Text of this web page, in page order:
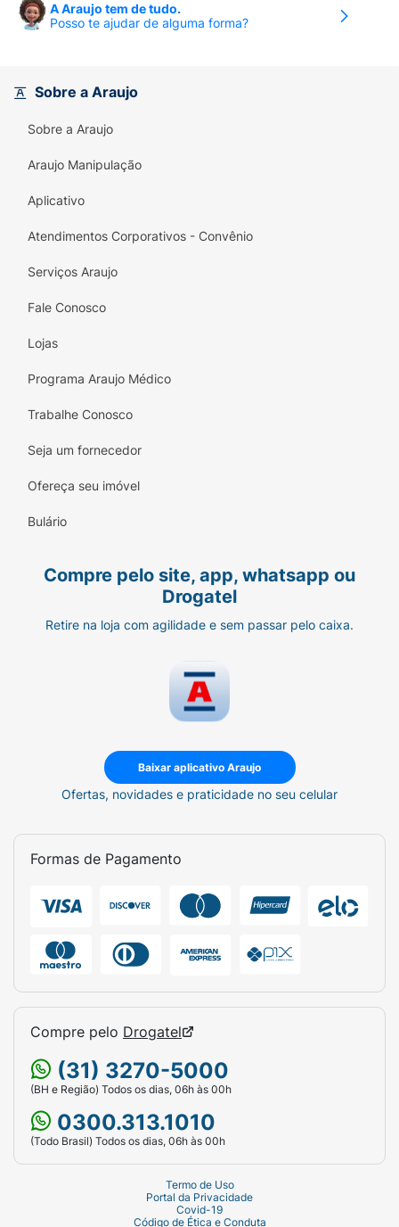
A Araujo tem de tudo.
Posso te ajudar de alguma forma?
Sobre a Araujo
Sobre a Araujo
Araujo Manipulação
Aplicativo
Atendimentos Corporativos - Convênio
Serviços Araujo
Fale Conosco
Lojas
Programa Araujo Médico
Trabalhe Conosco
Seja um fornecedor
Ofereça seu imóvel
Bulário
Compre pelo site, app, whatsapp ou
Drogatel
Retire na loja com agilidade e sem passar pelo caixa.
Baixar aplicativo Araujo
Ofertas, novidades e praticidade no seu celular
Formas de Pagamento
Compre pelo Drogatel
(31) 3270-5000
(BH e Região) Todos os dias, 06h às 00h
0300.313.1010
(Todo Brasil) Todos os dias, 06h às 00h
Termo de Uso
Portal da Privacidade
Covid-19
Código de Ética e Conduta